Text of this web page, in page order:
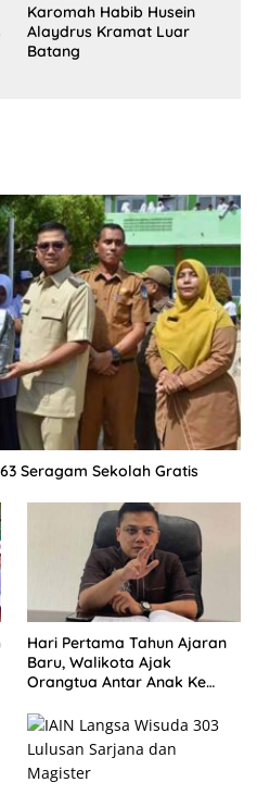
Karomah Habib Husein
Alaydrus Kramat Luar
Batang
Seragam Sekolah Gratis
Hari Pertama Tahun Ajaran
Baru, Walikota Ajak
Orangtua Antar Anak Ke